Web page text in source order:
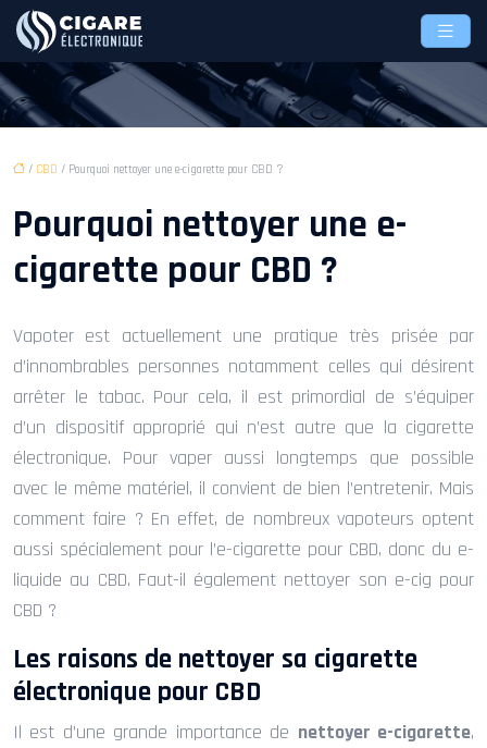
/ CBD / Pourquoi nettoyer une e-cigarette pour CBD ?
Pourquoi nettoyer une e-
cigarette pour CBD ?
Vapoter est actuellement une pratique très prisée par
d’innombrables personnes notamment celles qui désirent
arrêter le tabac. Pour cela, il est primordial de s’équiper
d’un dispositif approprié qui n’est autre que la cigarette
électronique. Pour vaper aussi longtemps que possible
avec le même matériel, il convient de bien l’entretenir. Mais
comment faire ? En effet, de nombreux vapoteurs optent
aussi spécialement pour l’e-cigarette pour CBD, donc du e-
liquide au CBD. Faut-il également nettoyer son e-cig pour
CBD ?
Les raisons de nettoyer sa cigarette
électronique pour CBD
Il est d’une grande importance de nettoyer e-cigarette,